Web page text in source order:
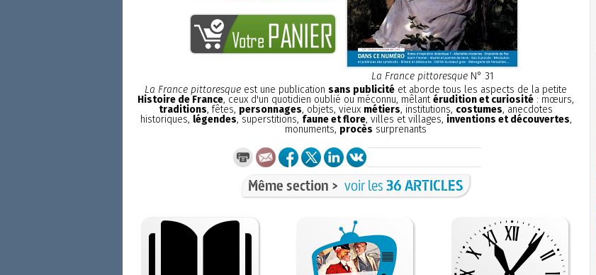
La France pittoresqueN° 31
La France pittoresque est une publication sans publicité et aborde tous les aspects de la petite
Histoire de France, ceux d'un quotidien oublié ou méconnu, mêlantérudition et curiosité : mœurs,
traditions, fêtes, personnages, objets, vieux métiers, institutions, costumes, anecdotes
historiques, légendes, superstitions, faune et flore, villes et villages, inventions et découvertes,
monuments, procès surprenants
Même section > voir les36 ARTICLES